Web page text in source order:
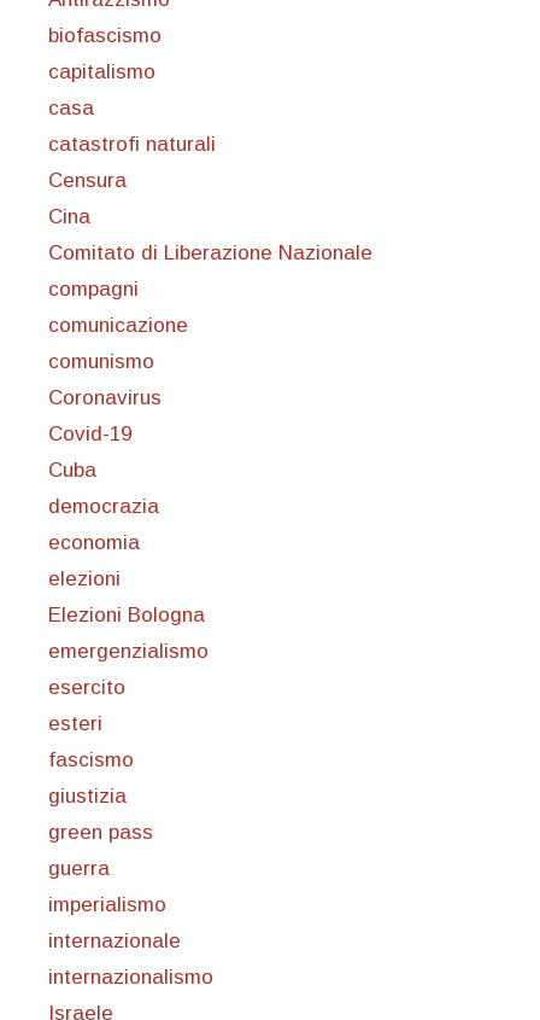
biofascismo
capitalismo
casa
catastrofi naturali
Censura
Cina
Comitato di Liberazione Nazionale
compagni
comunicazione
comunismo
Coronavirus
Covid-19
Cuba
democrazia
economia
elezioni
Elezioni Bologna
emergenzialismo
esercito
esteri
fascismo
giustizia
green pass
guerra
imperialismo
internazionale
internazionalismo
Israele